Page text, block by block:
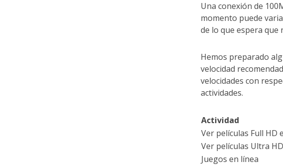
Una conexión de
momento puede
de lo que espera que
Hemos preparado
velocidad
velocidades con
actividades.
Actividad
Ver películas Full HD
Ver películas Ultra
Juegos en línea